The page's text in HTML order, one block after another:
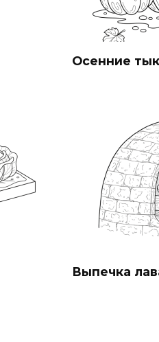
Осенние
Выпечка